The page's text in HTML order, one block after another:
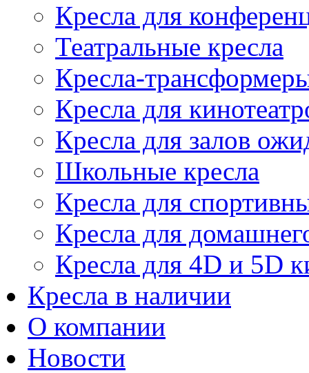
Кресла для
Театральные кресла
Кресла-
Кресла для
Кресла для залов
Школьные кресла
Кресла для
Кресла для
Кресла для 4D и 5D
Кресла в наличии
О компании
Новости